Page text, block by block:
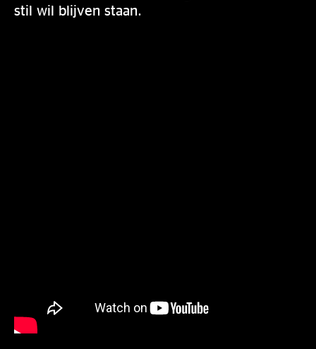
stil wil blijven staan.